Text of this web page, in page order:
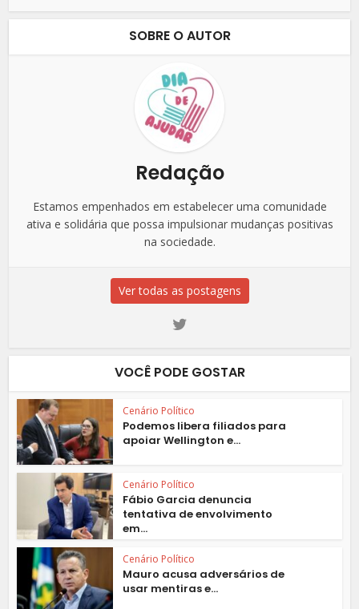
SOBRE O AUTOR
Redação
Estamos empenhados em estabelecer uma comunidade
ativa e solidária que possa impulsionar mudanças positivas
na sociedade.
Ver todas as postagens
VOCÊ PODE GOSTAR
Cenário Político
Podemos libera filiados para
apoiar Wellington e...
Cenário Político
Fábio Garcia denuncia
tentativa de envolvimento
em...
Cenário Político
Mauro acusa adversários de
usar mentiras e...